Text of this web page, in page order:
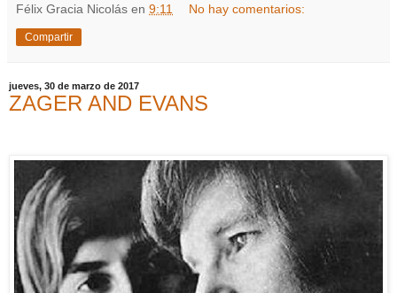
Félix Gracia Nicolás en 9:11 No hay comentarios:
Compartir
jueves, 30 de marzo de 2017
ZAGER AND EVANS